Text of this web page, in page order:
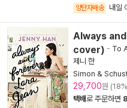
양탄자배송 내일
Always
cover) - To
제니 한
Simon &
29,700원
택배로 주문하면